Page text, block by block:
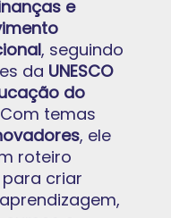
e
, seguindo
da UNESCO
do
temas
, ele
roteiro
criar